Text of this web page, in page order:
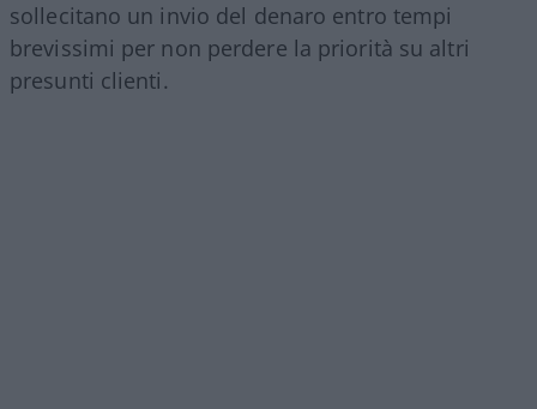
sollecitano un invio del denaro entro tempi
brevissimi per non perdere la priorità su altri
presunti clienti.